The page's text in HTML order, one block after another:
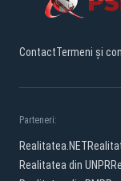
ContactTermeni și
Parteneri:
Realitatea.NET
Realitatea din UNPR